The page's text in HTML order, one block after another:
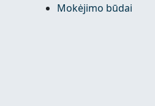
Mokėjimo būdai